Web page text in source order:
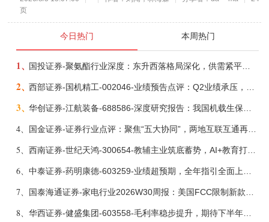
页
今日热门 本周热门
1、 国投证券-聚氨酯行业深度：东升西落格局深化，供需紧平衡驱动盈利修复-260804
2、 西部证券-国机精工-002046-业绩预告点评：Q2业绩承压，看好金刚石散热与特种轴承业务-260804
3、 华创证券-江航装备-688586-深度研究报告：我国机载生保与燃油系统核心供应商，发力“民机+军贸+特种制冷”新质新域——华创交运|航空强国系列（十二）-260804
4、 国金证券-证券行业点评：聚焦“五大协同”，两地互联互通再升级-260803
5、 西南证券-世纪天鸿-300654-教辅主业筑底蓄势，AI+教育打开第二曲线-260729
6、 中泰证券-药明康德-603259-业绩超预期，全年指引全面上调-260803
7、 国泰海通证券-家电行业2026W30周报：美国FCC限制新款扫地机认证，8月空调排产下滑-260804
8、 华西证券-健盛集团-603558-毛利率稳步提升，期待下半年无缝加速-260804